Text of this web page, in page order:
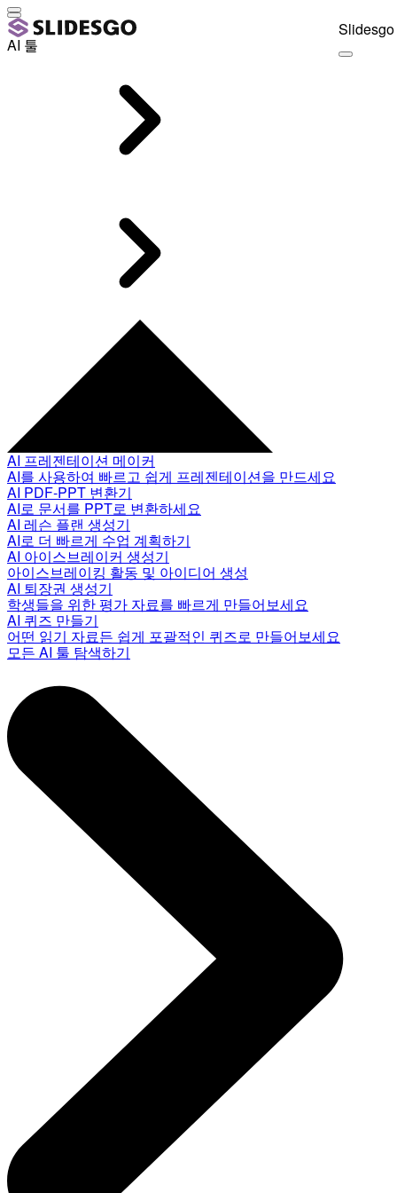
AI 툴
AI 프레젠테이션 메이커
AI를 사용하여 빠르고 쉽게 프레젠테이션을 만드세요
AI PDF-PPT 변환기
AI로 문서를 PPT로 변환하세요
AI 레슨 플랜 생성기
AI로 더 빠르게 수업 계획하기
AI 아이스브레이커 생성기
아이스브레이킹 활동 및 아이디어 생성
AI 퇴장권 생성기
학생들을 위한 평가 자료를 빠르게 만들어보세요
AI 퀴즈 만들기
어떤 읽기 자료든 쉽게 포괄적인 퀴즈로 만들어보세요
모든 AI 툴 탐색하기